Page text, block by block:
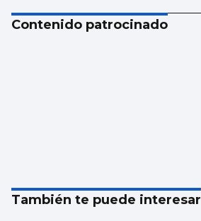
Contenido patrocinado
También te puede interesar